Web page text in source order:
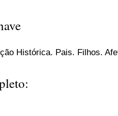
Histórica. Pais. Filhos.